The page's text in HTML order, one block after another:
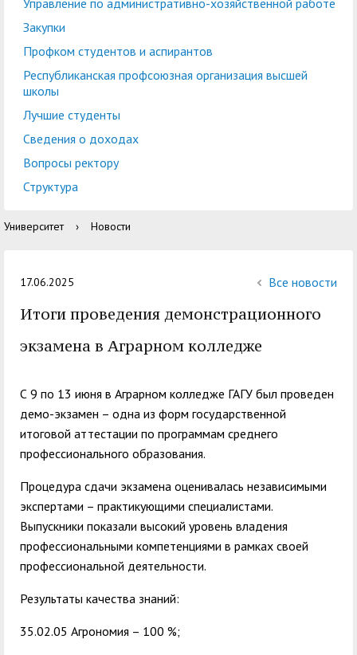
Международная
деятельность
Управление по
административно-
Закупки
Республиканская
организация высшей
Центр тестирования
иностранных граждан
по русскому языку
Центр развития
компетенций
Центр русского языка
обучающихся ГАГУ
Образовательный
модуль «Обучение
Информация о
отпуска обучающимся
Управление по административно-хозяйственной работе
Закупки
Профком студентов и аспирантов
Республиканская профсоюзная организация высшей
школы
Лучшие студенты
Сведения о доходах
Вопросы ректору
Структура
Университет › Новости
17.06.2025 Все новости
Итоги проведения демонстрационного
экзамена в Аграрном колледже
С 9 по 13 июня в Аграрном колледже ГАГУ был проведен
демо-экзамен – одна из форм государственной
итоговой аттестации по программам среднего
профессионального образования.
Процедура сдачи экзамена оценивалась независимыми
экспертами – практикующими специалистами.
Выпускники показали высокий уровень владения
профессиональными компетенциями в рамках своей
профессиональной деятельности.
Результаты качества знаний:
35.02.05 Агрономия – 100 %;